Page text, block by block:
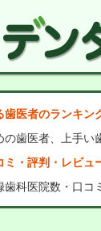
医者のランキン
歯医者、上手
ミ・評判・レビュ
科医院数・口コ